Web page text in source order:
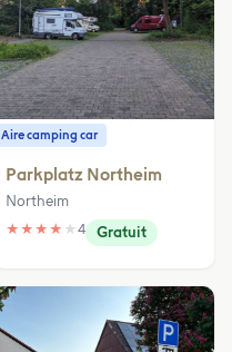
Aire camping car
Parkplatz Northeim
Northeim
★ ★ ★ ★ ★ 4 Gratuit